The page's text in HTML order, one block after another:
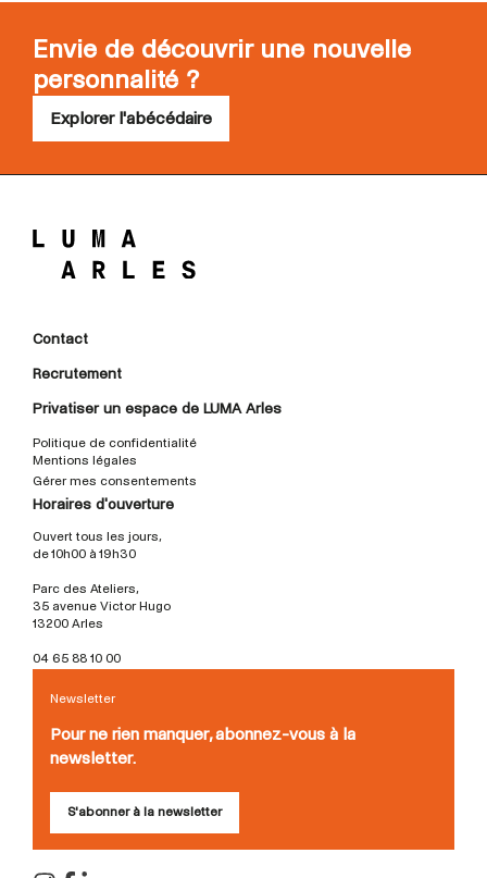
Envie de découvrir une nouvelle
personnalité ?
Explorer l'abécédaire
Contact
Recrutement
Privatiser un espace de LUMA Arles
Politique de confidentialité
Mentions légales
Gérer mes consentements
Horaires d'ouverture
Ouvert tous les jours,
de 10h00 à 19h30
Parc des Ateliers,
35 avenue Victor Hugo
13200 Arles
04 65 88 10 00
Newsletter
Pour ne rien manquer, abonnez-vous à la
newsletter.
S'abonner à la newsletter